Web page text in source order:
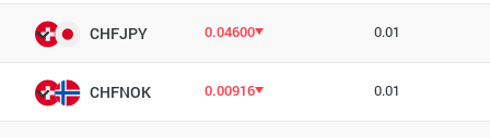
CHFJPY 0.04600 0.01
CHFNOK 0.00916 0.01